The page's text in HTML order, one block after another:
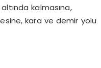
kalmasına,
kara ve demir yolu